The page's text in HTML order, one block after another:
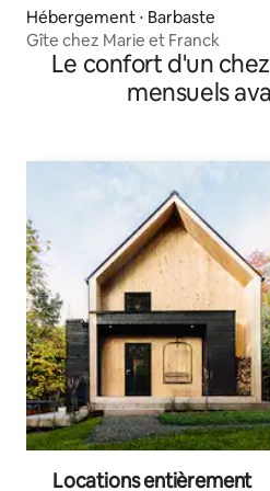
Hébergement ⋅ Barbaste
Gîte chez Marie et Franck
Le confort d'un
mensuels
Locations entièrement